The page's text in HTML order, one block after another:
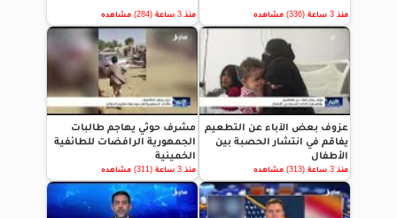
منذ 3 ساعة (336) مشاهده منذ 3 ساعة (284) مشاهده
عزوف بعض الآباء عن التطعيم
يفاقم في انتشار الحصبة بين
الأطفال
منذ 3 ساعة (313) مشاهده
مشرف حوثي يهاجم طالبات
الجمهورية الرافضات للطائفية
الخمينية
منذ 3 ساعة (311) مشاهده